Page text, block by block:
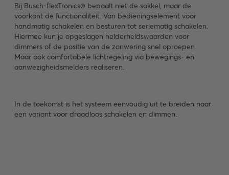
Bij Busch-flexTronics® bepaalt niet de sokkel, maar de
voorkant de functionaliteit. Van bedieningselement voor
handmatig schakelen en besturen tot seriematig schakelen.
Hiermee kun je opgeslagen helderheidswaarden voor
dimmers of de positie van de zonwering snel oproepen.
Maar ook comfortabele lichtregeling via bewegings- en
aanwezigheidsmelders realiseren.
In de toekomst is het systeem eenvoudig uit te breiden naar
een variant voor draadloos schakelen en dimmen.